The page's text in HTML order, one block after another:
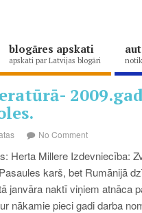
blogāres apskati
apskati par Latvijas blogāri
No Comment
Herta Millere Izdevniecība:
karš, bet Rumānijā
janvāra naktī viņiem atnāca
nākamie pieci gadi darba